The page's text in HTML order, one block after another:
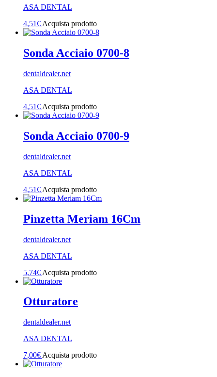
ASA DENTAL
4,51€ Acquista prodotto
Sonda Acciaio 0700-8
dentaldealer.net
ASA DENTAL
4,51€ Acquista prodotto
Sonda Acciaio 0700-9
dentaldealer.net
ASA DENTAL
4,51€ Acquista prodotto
Pinzetta Meriam 16Cm
dentaldealer.net
ASA DENTAL
5,74€ Acquista prodotto
Otturatore
dentaldealer.net
ASA DENTAL
7,00€ Acquista prodotto